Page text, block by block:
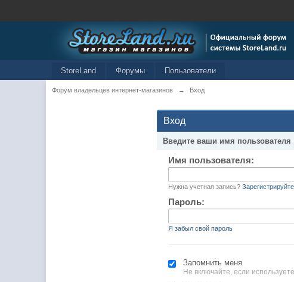
StoreLand Форумы Пользователи
Форум владельцев интернет-магазинов → Вход
Вход
Введите ваши имя пользователя
Имя пользователя:
Нужна учетная запись?
Пароль:
Я забыл свой пароль
Запомнить меня
Не включайте, если